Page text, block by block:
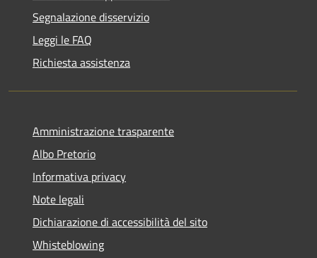
Segnalazione disservizio
Leggi le FAQ
Richiesta assistenza
Amministrazione trasparente
Albo Pretorio
Informativa privacy
Note legali
Dichiarazione di accessibilità del sito
Whisteblowing